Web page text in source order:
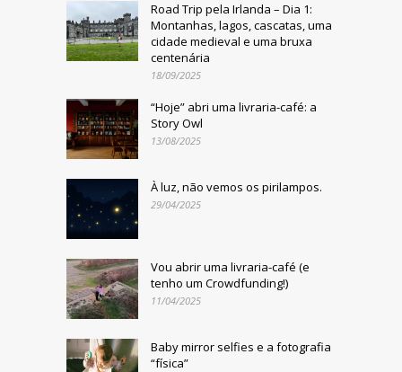
Road Trip pela Irlanda – Dia 1:
Montanhas, lagos, cascatas, uma
cidade medieval e uma bruxa
centenária
18/09/2025
“Hoje” abri uma livraria-café: a
Story Owl
13/08/2025
À luz, não vemos os pirilampos.
29/04/2025
Vou abrir uma livraria-café (e
tenho um Crowdfunding!)
11/04/2025
Baby mirror selfies e a fotografia
“física”